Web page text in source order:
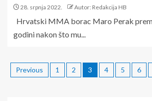
28. srpnja 2022. Autor: Redakcija HB
Hrvatski MMA borac Maro Perak
godini nakon što mu...
Previous 1 2 3 4 5 6